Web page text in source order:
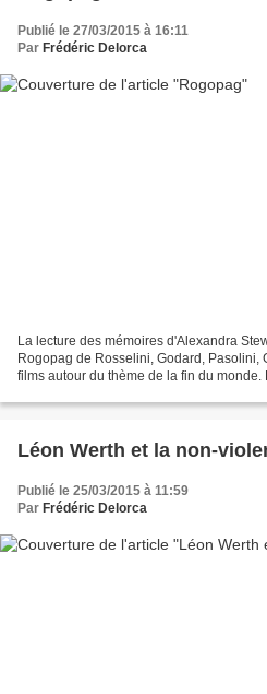
Publié le 27/03/2015 à 16:11
Par Frédéric Delorca
La lecture des mémoires d'Alexandra
Rogopag de Rosselini, Godard, Pasolini,
films autour du thème de la fin du monde.
Léon Werth et la non-
Publié le 25/03/2015 à 11:59
Par Frédéric Delorca